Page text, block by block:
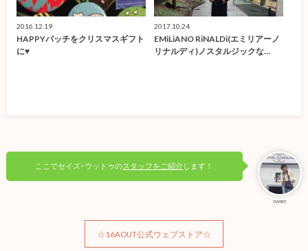
2016.12.19
HAPPYバッチをクリスマスギフト
に♥
2017.10.24
EMiLiANO RiNALDi(エミリアーノ
リナルディ)ノスタルジックな…
owner
ここでセイズ･ウットゥのスタッフをご紹介します！
☆16AOUT公式ウェブストア☆